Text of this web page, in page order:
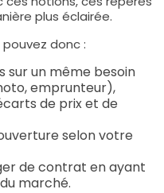
plus éclairée.
donc :
sur un même besoin
emprunteur),
de prix et de
selon votre
de contrat en ayant
marché.